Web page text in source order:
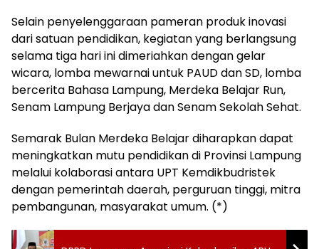
Selain penyelenggaraan pameran produk inovasi
dari satuan pendidikan, kegiatan yang berlangsung
selama tiga hari ini dimeriahkan dengan gelar
wicara, lomba mewarnai untuk PAUD dan SD, lomba
bercerita Bahasa Lampung, Merdeka Belajar Run,
Senam Lampung Berjaya dan Senam Sekolah Sehat.
Semarak Bulan Merdeka Belajar diharapkan dapat
meningkatkan mutu pendidikan di Provinsi Lampung
melalui kolaborasi antara UPT Kemdikbudristek
dengan pemerintah daerah, perguruan tinggi, mitra
pembangunan, masyarakat umum. (*)